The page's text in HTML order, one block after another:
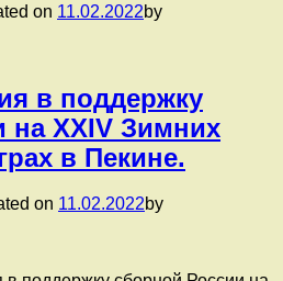
on 11.02.2022by
в поддержку
на XXIV Зимних
в Пекине.
on 11.02.2022by